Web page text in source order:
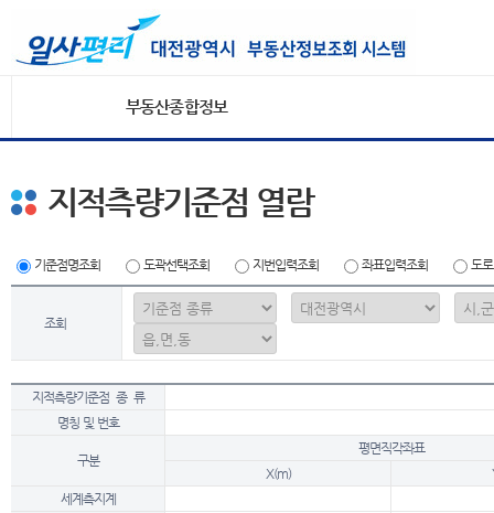
부동산종합정보
지적측량기준점 열람
기준점명조회 도곽선택조회 지번입력조회 좌표입력조회 도
조회
지적측량기준점 종 류
명칭 및 번호
구분
평면직각좌표
X(m)
세계측지계